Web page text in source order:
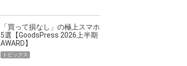
「買って損なし」の極上スマホ
5選【GoodsPress 2026上半期
AWARD】
トピックス